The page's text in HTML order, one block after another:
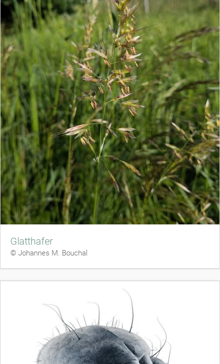
Glatthafer
© Johannes M. Bouchal